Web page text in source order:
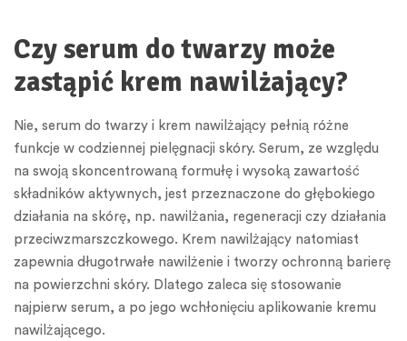
Czy serum do twarzy może
zastąpić krem nawilżający?
Nie, serum do twarzy i krem nawilżający pełnią różne
funkcje w codziennej pielęgnacji skóry. Serum, ze względu
na swoją skoncentrowaną formułę i wysoką zawartość
składników aktywnych, jest przeznaczone do głębokiego
działania na skórę, np. nawilżania, regeneracji czy działania
przeciwzmarszczkowego. Krem nawilżający natomiast
zapewnia długotrwałe nawilżenie i tworzy ochronną barierę
na powierzchni skóry. Dlatego zaleca się stosowanie
najpierw serum, a po jego wchłonięciu aplikowanie kremu
nawilżającego.